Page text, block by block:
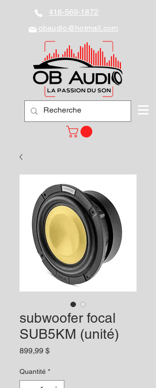
418-569-1872
obaudio@hotmail.com
subwoofer focal
SUB5KM (unité)
899,99 $Prix
Quantité *